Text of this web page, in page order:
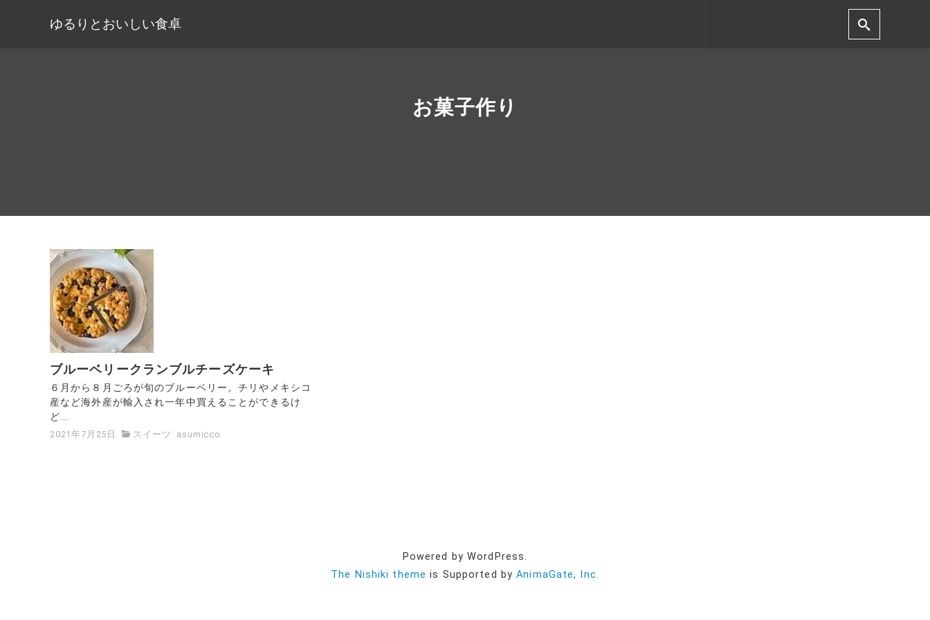
ゆるりとおいしい食卓
お菓子作り
ブルーベリークランブルチーズケーキ
６月から８月ごろが旬のブルーベリー。チリやメキシコ
産など海外産が輸入され一年中買えることができるけ
ど...
2021年7月25日 スイーツ asumicco
Powered by WordPress.
The Nishiki theme is Supported byAnimaGate, Inc.